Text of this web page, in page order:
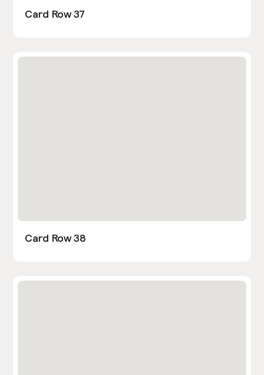
Card Row 37
Card Row 38